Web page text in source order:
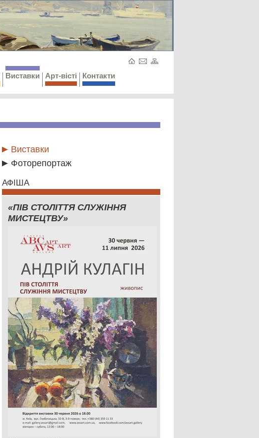
Виставки Арт-вісті Контакти
Виставки
Фоторепортаж
АФІША
«ПІВ СТОЛІТТЯ СЛУЖІННЯ
МИСТЕЦТВУ»